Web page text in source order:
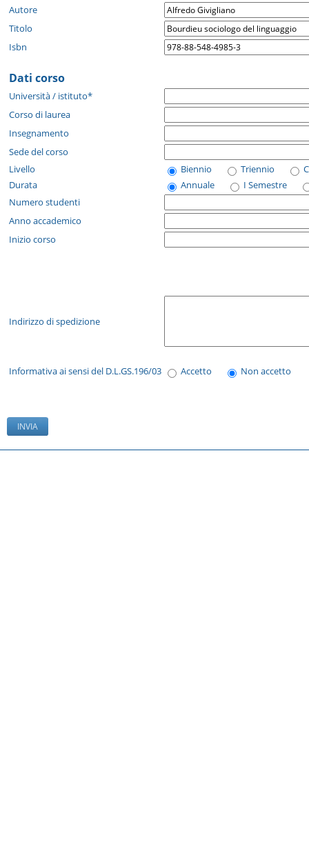
Autore
Titolo
Isbn
Dati corso
Università / istituto*
Corso di laurea
Insegnamento
Sede del corso
Livello
Biennio Triennio
Durata
Annuale
I Semestre
Numero studenti
Anno accademico
Inizio corso
Indirizzo di spedizione
Informativa ai sensi del D.L.GS.196/03 Accetto Non accetto